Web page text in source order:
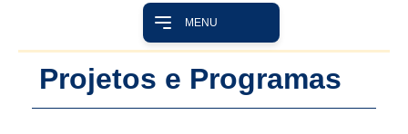
MENU
Projetos e Programas